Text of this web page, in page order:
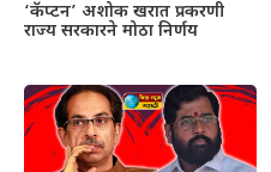
‘कॅप्टन’ अशोक खरात प्रकरणी
राज्य सरकारने मोठा निर्णय